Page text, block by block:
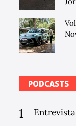
PODCASTS
1